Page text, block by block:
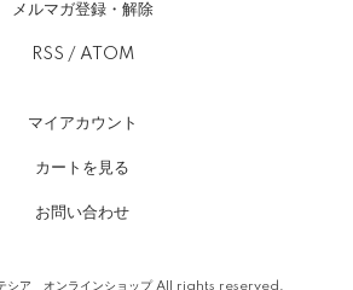
メルマガ登録・解除
RSS / ATOM
マイアカウント
カートを見る
お問い合わせ
ア オンラインショップ All rights reserved.